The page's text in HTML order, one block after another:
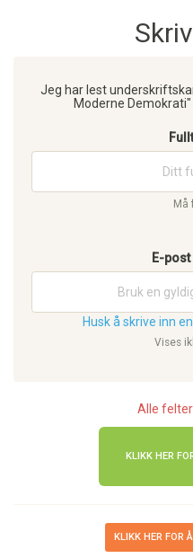
Jeg har lest
Moderne
Må
E-
Husk å skrive inn
Vises
Alle
KLIKK HER FOR